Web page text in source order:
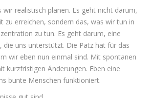
wir realistisch planen. Es geht nicht darum,
zu erreichen, sondern das, was wir tun in
zu tun. Es geht darum, eine
die uns unterstützt. Die Patz hat für das
wir eben nun einmal sind. Mit spontanen
kurzfristigen Änderungen. Eben eine
bunte Menschen funktioniert.